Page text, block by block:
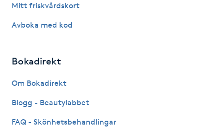
Hot Stone Massage
Hudföryngring
Huduppstramning
Mitt friskvårdskort
Avboka med kod
Bokadirekt
Om Bokadirekt
Blogg - Beautylabbet
FAQ - Skönhetsbehandlingar